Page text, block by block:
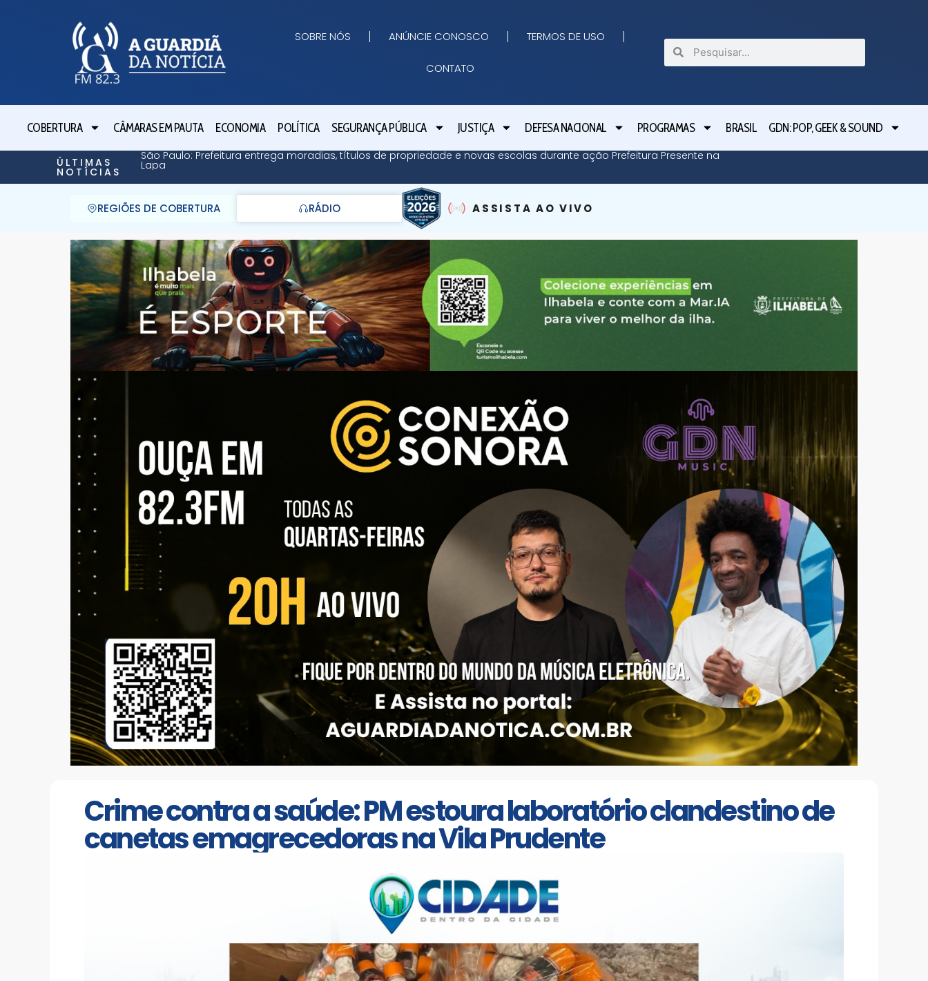
SOBRE NÓS ANÚNCIE CONOSCO TERMOS DE USO
CONTATO
COBERTURA CÂMARAS EM PAUTA ECONOMIA POLÍTICA SEGURANÇA PÚBLICA JUSTIÇA DEFESA NACIONAL PROGRAMAS BRASIL GDN: POP, GEEK & SOUND
ÚLTIMAS
NOTÍCIAS
São Paulo: Prefeitura entrega moradias, títulos de propriedade e novas escolas durante ação Prefeitura Presente na
Lapa
REGIÕES DE COBERTURA RÁDIO ASSISTA AO VIVO
Crime contra a saúde: PM estoura laboratório clandestino de
canetas emagrecedoras na Vila Prudente